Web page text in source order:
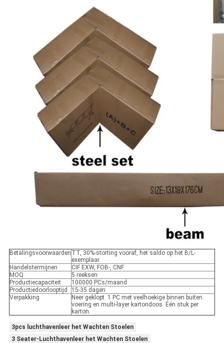
Betalingsvoorwaarden TT, 30%-storting vooraf, het saldo op het B/L-
exemplaar
Handelstermijnen
CIF EXW, FOB-, CNF
MOQ
5 reeksen
Productiecapaciteit
100000 PCs/maand
Productiedoorlooptijd
15-35 dagen
Verpakking
Neer geklopt. 1 PC met veelhoekige binnen buiten
voering en multi-layer kartondoos. Één stuk per
karton.
3pcs luchthavenleer het Wachten Stoelen
3 Seater-Luchthavenleer het Wachten Stoelen